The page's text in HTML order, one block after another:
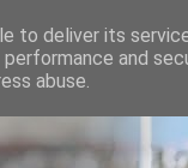
to deliver its
and
abuse.